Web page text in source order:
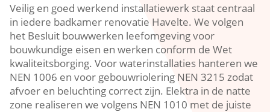
Veilig en goed werkend installatiewerk staat centraal
in iedere badkamer renovatie Havelte. We volgen
het Besluit bouwwerken leefomgeving voor
bouwkundige eisen en werken conform de Wet
kwaliteitsborging. Voor waterinstallaties hanteren we
NEN 1006 en voor gebouwriolering NEN 3215 zodat
afvoer en beluchting correct zijn. Elektra in de natte
zone realiseren we volgens NEN 1010 met de juiste